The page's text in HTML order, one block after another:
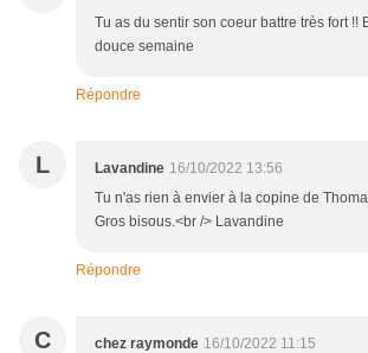
Tu as du sentir son coeur battre très fort !!
douce semaine
Répondre
L Lavandine 16/10/2022 13:56
Tu n'as rien à envier à la copine de
Gros bisous.<br /> Lavandine
Répondre
C chez raymonde 16/10/2022 11:15